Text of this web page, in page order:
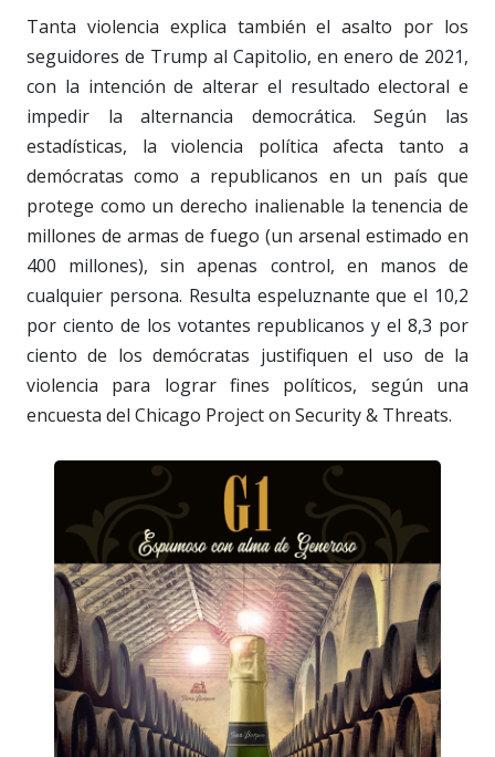
Tanta violencia explica también el asalto por los
seguidores de Trump al Capitolio, en enero de 2021,
con la intención de alterar el resultado electoral e
impedir la alternancia democrática. Según las
estadísticas, la violencia política afecta tanto a
demócratas como a republicanos en un país que
protege como un derecho inalienable la tenencia de
millones de armas de fuego (un arsenal estimado en
400 millones), sin apenas control, en manos de
cualquier persona. Resulta espeluznante que el 10,2
por ciento de los votantes republicanos y el 8,3 por
ciento de los demócratas justifiquen el uso de la
violencia para lograr fines políticos, según una
encuesta del Chicago Project on Security & Threats.